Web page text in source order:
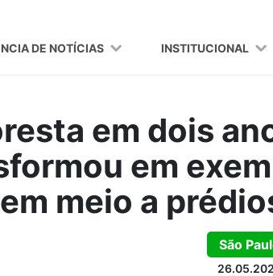
DE NOTÍCIAS INSTITUCIONAL
em dois
em
em meio a
São